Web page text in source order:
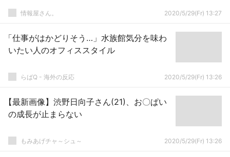
情報屋さん。 2020/5/29(Fr) 13:27
「仕事がはかどりそう…」水族館気分を味わ
いたい人のオフィススタイル
らばQ - 海外の反応 2020/5/29(Fr) 13:26
【最新画像】渋野日向子さん(21)、お〇ぱい
の成長が止まらない
もみあげチャ～シュ～ 2020/5/29(Fr) 13:26